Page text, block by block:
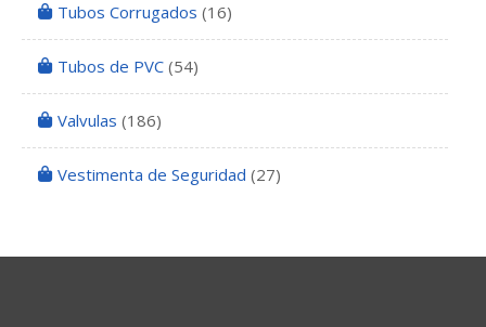
Tubos Corrugados (16)
Tubos de PVC (54)
Valvulas (186)
Vestimenta de Seguridad (27)